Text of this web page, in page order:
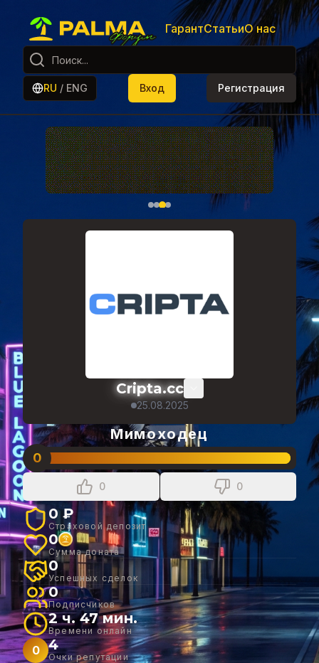
ГарантСтатьиО нас
RU / ENG Вход Регистрация
Cripta.cc
25.08.2025
Мимоходец
0
0 0
0 ₽
Страховой депозит
0
Сумма доната
0
Успешных сделок
0
Подписчиков
2 ч. 47 мин.
Времени онлайн
0 4
Очки репутации